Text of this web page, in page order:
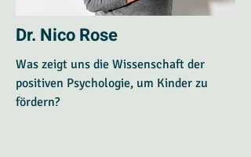
Dr. Nico Rose
Was zeigt uns die Wissenschaft der
positiven Psychologie, um Kinder zu
fördern?